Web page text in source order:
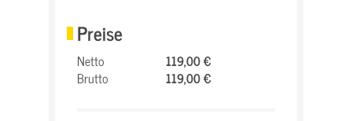
Preise
Netto
119,00 €
Brutto
119,00 €